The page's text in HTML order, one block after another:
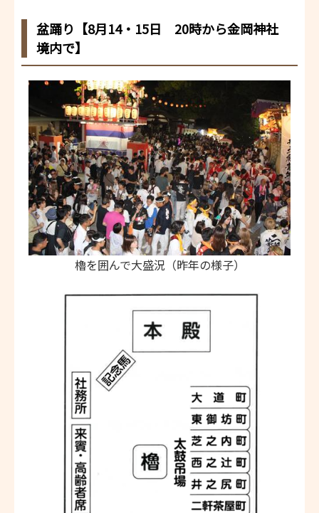
盆踊り【8月14・15日 20時から金岡神社
境内で】
櫓を囲んで大盛況（昨年の様子）